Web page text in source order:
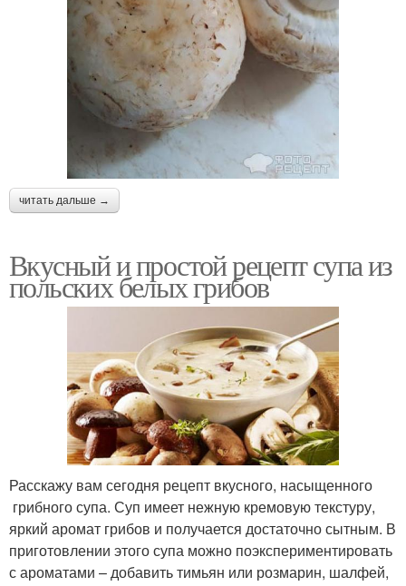
читать дальше →
Вкусный и простой рецепт супа из
польских белых грибов
Расскажу вам сегодня рецепт вкусного, насыщенного
грибного супа. Суп имеет нежную кремовую текстуру,
яркий аромат грибов и получается достаточно сытным. В
приготовлении этого супа можно поэкспериментировать
с ароматами – добавить тимьян или розмарин, шалфей,